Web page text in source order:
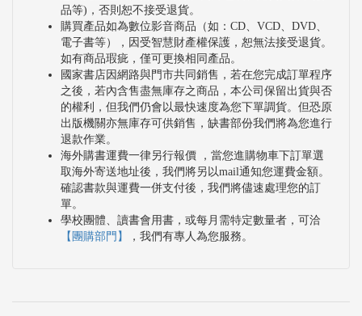
品等)，否則恕不接受退貨。
購買產品如為數位影音商品（如：CD、VCD、DVD、
電子書等），因受智慧財產權保護，恕無法接受退貨。
如有商品瑕疵，僅可更換相同產品。
國家書店因網路與門市共同銷售，若在您完成訂單程序
之後，若內含售盡無庫存之商品，本公司保留出貨與否
的權利，但我們仍會以最快速度為您下單調貨。但恐原
出版機關亦無庫存可供銷售，缺書部份我們將為您進行
退款作業。
海外購書運費一律另行報價 ，當您進購物車下訂單選
取海外寄送地址後，我們將另以mail通知您運費金額。
確認書款與運費一併支付後，我們將儘速處理您的訂
單。
學校團體、讀書會用書，或每月需特定數量者，可洽
【團購部門】
，我們有專人為您服務。